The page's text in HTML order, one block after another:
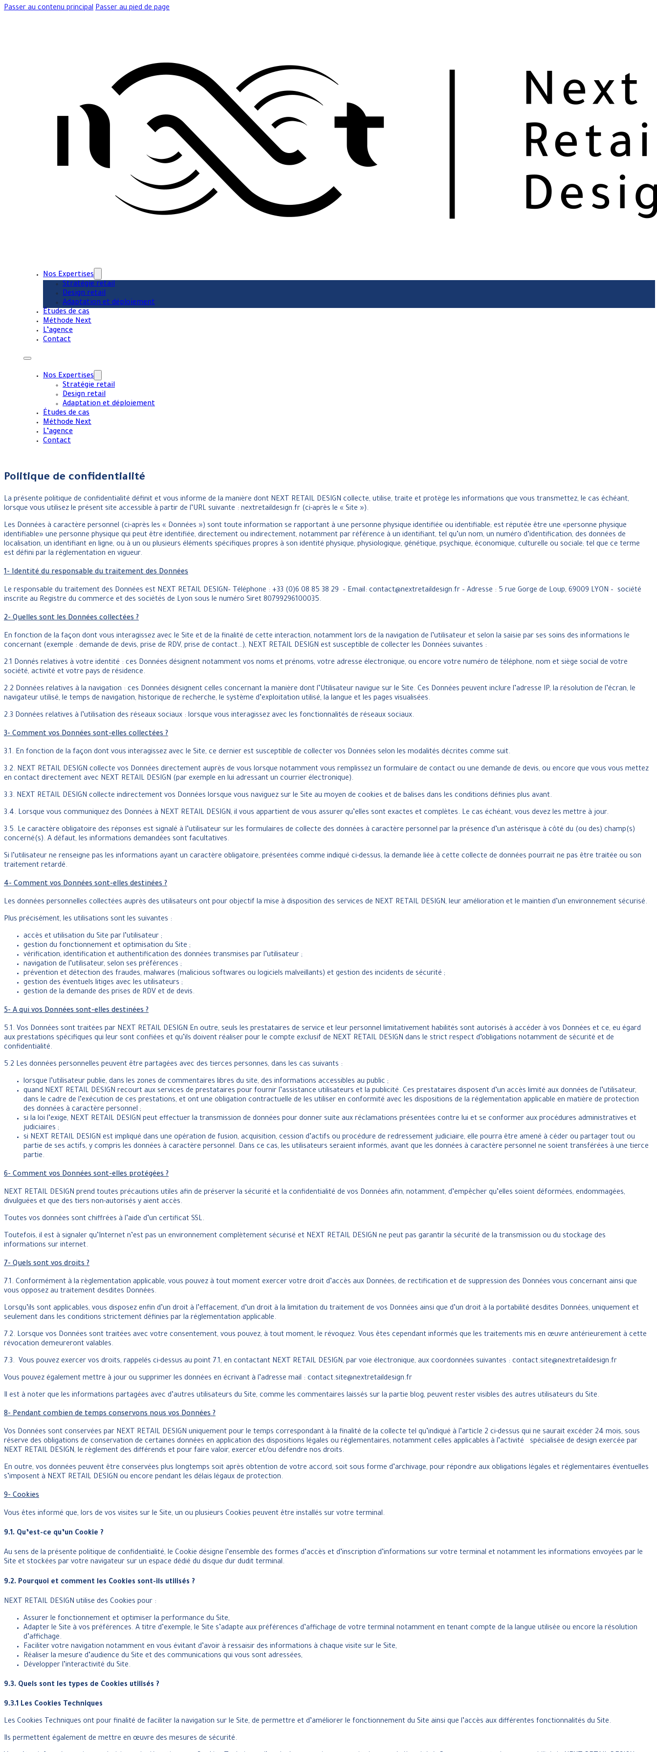
Passer au contenu principal Passer au pied de page
Nos Expertises
Stratégie retail
Design retail
Adaptation et déploiement
Études de cas
Méthode Next
L’agence
Contact
Nos Expertises
Stratégie retail
Design retail
Adaptation et déploiement
Études de cas
Méthode Next
L’agence
Contact
Politique de confidentialité
La présente politique de confidentialité définit et vous informe de la manière dont NEXT RETAIL DESIGN collecte, utilise, traite et protège les informations que vous transmettez, le cas échéant,
lorsque vous utilisez le présent site accessible à partir de l’URL suivante : nextretaildesign.fr (ci-après le « Site »).
Les Données à caractère personnel (ci-après les « Données ») sont toute information se rapportant à une personne physique identifiée ou identifiable; est réputée être une «personne physique
identifiable» une personne physique qui peut être identifiée, directement ou indirectement, notamment par référence à un identifiant, tel qu’un nom, un numéro d’identification, des données de
localisation, un identifiant en ligne, ou à un ou plusieurs éléments spécifiques propres à son identité physique, physiologique, génétique, psychique, économique, culturelle ou sociale; tel que ce terme
est défini par la réglementation en vigueur.
1- Identité du responsable du traitement des Données
Le responsable du traitement des Données est NEXT RETAIL DESIGN– Téléphone : +33 (0)6 08 85 38 29 – Email: contact@nextretaildesign.fr – Adresse : 5 rue Gorge de Loup, 69009 LYON – société
inscrite au Registre du commerce et des sociétés de Lyon sous le numéro Siret 80799296100035.
2- Quelles sont les Données collectées ?
En fonction de la façon dont vous interagissez avec le Site et de la finalité de cette interaction, notamment lors de la navigation de l’utilisateur et selon la saisie par ses soins des informations le
concernant (exemple : demande de devis, prise de RDV, prise de contact…), NEXT RETAIL DESIGN est susceptible de collecter les Données suivantes :
2.1 Donnés relatives à votre identité : ces Données désignent notamment vos noms et prénoms, votre adresse électronique, ou encore votre numéro de téléphone, nom et siège social de votre
société, activité et votre pays de résidence.
2.2 Données relatives à la navigation : ces Données désignent celles concernant la manière dont l’Utilisateur navigue sur le Site. Ces Données peuvent inclure l’adresse IP, la résolution de l’écran, le
navigateur utilisé, le temps de navigation, historique de recherche, le système d’exploitation utilisé, la langue et les pages visualisées.
2.3 Données relatives à l’utilisation des réseaux sociaux : lorsque vous interagissez avec les fonctionnalités de réseaux sociaux.
3- Comment vos Données sont-elles collectées ?
3.1. En fonction de la façon dont vous interagissez avec le Site, ce dernier est susceptible de collecter vos Données selon les modalités décrites comme suit.
3.2. NEXT RETAIL DESIGN collecte vos Données directement auprès de vous lorsque notamment vous remplissez un formulaire de contact ou une demande de devis, ou encore que vous vous mettez
en contact directement avec NEXT RETAIL DESIGN (par exemple en lui adressant un courrier électronique).
3.3. NEXT RETAIL DESIGN collecte indirectement vos Données lorsque vous naviguez sur le Site au moyen de cookies et de balises dans les conditions définies plus avant.
3.4. Lorsque vous communiquez des Données à NEXT RETAIL DESIGN, il vous appartient de vous assurer qu’elles sont exactes et complètes. Le cas échéant, vous devez les mettre à jour.
3.5. Le caractère obligatoire des réponses est signalé à l’utilisateur sur les formulaires de collecte des données à caractère personnel par la présence d’un astérisque à côté du (ou des) champ(s)
concerné(s). A défaut, les informations demandées sont facultatives.
Si l’utilisateur ne renseigne pas les informations ayant un caractère obligatoire, présentées comme indiqué ci-dessus, la demande liée à cette collecte de données pourrait ne pas être traitée ou son
traitement retardé.
4- Comment vos Données sont-elles destinées ?
Les données personnelles collectées auprès des utilisateurs ont pour objectif la mise à disposition des services de NEXT RETAIL DESIGN, leur amélioration et le maintien d’un environnement sécurisé.
Plus précisément, les utilisations sont les suivantes :
accès et utilisation du Site par l’utilisateur ;
gestion du fonctionnement et optimisation du Site ;
vérification, identification et authentification des données transmises par l’utilisateur ;
navigation de l’utilisateur, selon ses préférences ;
prévention et détection des fraudes, malwares (malicious softwares ou logiciels malveillants) et gestion des incidents de sécurité ;
gestion des éventuels litiges avec les utilisateurs ;
gestion de la demande des prises de RDV et de devis.
5- A qui vos Données sont-elles destinées ?
5.1. Vos Données sont traitées par NEXT RETAIL DESIGN En outre, seuls les prestataires de service et leur personnel limitativement habilités sont autorisés à accéder à vos Données et ce, eu égard
aux prestations spécifiques qui leur sont confiées et qu’ils doivent réaliser pour le compte exclusif de NEXT RETAIL DESIGN dans le strict respect d’obligations notamment de sécurité et de
confidentialité.
5.2 Les données personnelles peuvent être partagées avec des tierces personnes, dans les cas suivants :
lorsque l’utilisateur publie, dans les zones de commentaires libres du site, des informations accessibles au public ;
quand NEXT RETAIL DESIGN recourt aux services de prestataires pour fournir l’assistance utilisateurs et la publicité. Ces prestataires disposent d’un accès limité aux données de l’utilisateur,
dans le cadre de l’exécution de ces prestations, et ont une obligation contractuelle de les utiliser en conformité avec les dispositions de la réglementation applicable en matière de protection
des données à caractère personnel ;
si la loi l’exige, NEXT RETAIL DESIGN peut effectuer la transmission de données pour donner suite aux réclamations présentées contre lui et se conformer aux procédures administratives et
judiciaires ;
si NEXT RETAIL DESIGN est impliqué dans une opération de fusion, acquisition, cession d’actifs ou procédure de redressement judiciaire, elle pourra être amené à céder ou partager tout ou
partie de ses actifs, y compris les données à caractère personnel. Dans ce cas, les utilisateurs seraient informés, avant que les données à caractère personnel ne soient transférées à une tierce
partie.
6- Comment vos Données sont-elles protégées ?
NEXT RETAIL DESIGN prend toutes précautions utiles afin de préserver la sécurité et la confidentialité de vos Données afin, notamment, d’empêcher qu’elles soient déformées, endommagées,
divulguées et que des tiers non-autorisés y aient accès.
Toutes vos données sont chiffrées à l’aide d’un certificat SSL.
Toutefois, il est à signaler qu’Internet n’est pas un environnement complètement sécurisé et NEXT RETAIL DESIGN ne peut pas garantir la sécurité de la transmission ou du stockage des
informations sur internet.
7- Quels sont vos droits ?
7.1. Conformément à la règlementation applicable, vous pouvez à tout moment exercer votre droit d’accès aux Données, de rectification et de suppression des Données vous concernant ainsi que
vous opposez au traitement desdites Données.
Lorsqu’ils sont applicables, vous disposez enfin d’un droit à l’effacement, d’un droit à la limitation du traitement de vos Données ainsi que d’un droit à la portabilité desdites Données, uniquement et
seulement dans les conditions strictement définies par la réglementation applicable.
7.2. Lorsque vos Données sont traitées avec votre consentement, vous pouvez, à tout moment, le révoquez. Vous êtes cependant informés que les traitements mis en œuvre antérieurement à cette
révocation demeureront valables.
7.3. Vous pouvez exercer vos droits, rappelés ci-dessus au point 7.1, en contactant NEXT RETAIL DESIGN, par voie électronique, aux coordonnées suivantes : contact.site@nextretaildesign.fr
Vous pouvez également mettre à jour ou supprimer les données en écrivant à l’adresse mail : contact.site@nextretaildesign.fr
Il est à noter que les informations partagées avec d’autres utilisateurs du Site, comme les commentaires laissés sur la partie blog, peuvent rester visibles des autres utilisateurs du Site.
8- Pendant combien de temps conservons nous vos Données ?
Vos Données sont conservées par NEXT RETAIL DESIGN uniquement pour le temps correspondant à la finalité de la collecte tel qu’indiqué à l’article 2 ci-dessus qui ne saurait excéder 24 mois, sous
réserve des obligations de conservation de certaines données en application des dispositions légales ou réglementaires, notamment celles applicables à l’activité spécialisée de design exercée par
NEXT RETAIL DESIGN, le règlement des différends et pour faire valoir, exercer et/ou défendre nos droits.
En outre, vos données peuvent être conservées plus longtemps soit après obtention de votre accord, soit sous forme d’archivage, pour répondre aux obligations légales et réglementaires éventuelles
s’imposent à NEXT RETAIL DESIGN ou encore pendant les délais légaux de protection.
9- Cookies
Vous êtes informé que, lors de vos visites sur le Site, un ou plusieurs Cookies peuvent être installés sur votre terminal.
9.1. Qu’est-ce qu’un Cookie ?
Au sens de la présente politique de confidentialité, le Cookie désigne l’ensemble des formes d’accès et d’inscription d’informations sur votre terminal et notamment les informations envoyées par le
Site et stockées par votre navigateur sur un espace dédié du disque dur dudit terminal.
9.2. Pourquoi et comment les Cookies sont-ils utilisés ?
NEXT RETAIL DESIGN utilise des Cookies pour :
Assurer le fonctionnement et optimiser la performance du Site,
Adapter le Site à vos préférences. A titre d’exemple, le Site s’adapte aux préférences d’affichage de votre terminal notamment en tenant compte de la langue utilisée ou encore la résolution
d’affichage.
Faciliter votre navigation notamment en vous évitant d’avoir à ressaisir des informations à chaque visite sur le Site,
Réaliser la mesure d’audience du Site et des communications qui vous sont adressées,
Développer l’interactivité du Site.
9.3. Quels sont les types de Cookies utilisés ?
9.3.1 Les Cookies Techniques
Les Cookies Techniques ont pour finalité de faciliter la navigation sur le Site, de permettre et d’améliorer le fonctionnement du Site ainsi que l’accès aux différentes fonctionnalités du Site.
Ils permettent également de mettre en œuvre des mesures de sécurité.